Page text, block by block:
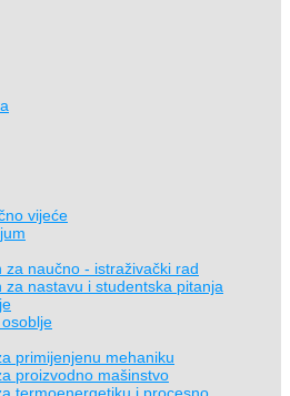
vijeće
za naučno - istraživački rad
za nastavu i studentska pitanja
primijenjenu mehaniku
proizvodno mašinstvo